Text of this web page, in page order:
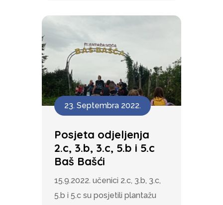
23. Septembra 2022.
Posjeta odjeljenja
2.c, 3.b, 3.c, 5.b i 5.c
Baš Bašći
15.9.2022. učenici 2.c, 3.b, 3.c,
5.b i 5.c su posjetili plantažu